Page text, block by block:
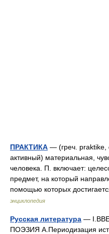
ПРАКТИКА — (греч. praktike,
активный) материальная,
человека. П. включает:
предмет, на который
помощью которых
энциклопедия
Русская литература —
ПОЭЗИЯ А.Периодизация